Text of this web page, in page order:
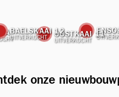
OOSTKAAI 11
UITVERKOCHT
BAELSKAAI 12
UITVERKOCHT
onze